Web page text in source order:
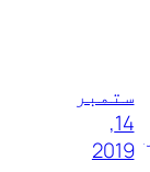
ستمبر
14,
2019